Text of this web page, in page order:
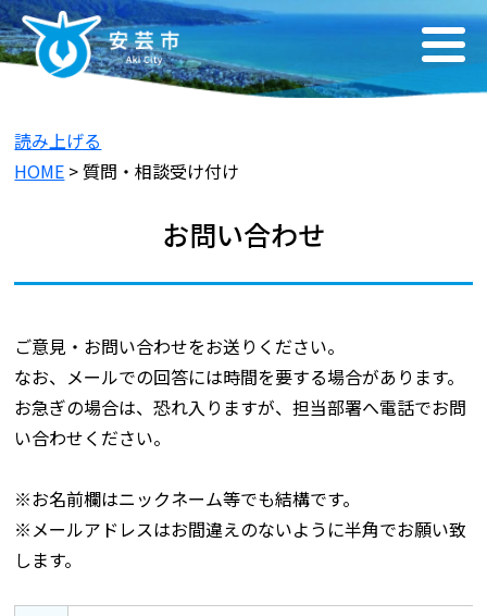
読み上げる
HOME > 質問・相談受け付け
お問い合わせ
ご意見・お問い合わせをお送りください。
なお、メールでの回答には時間を要する場合があります。
お急ぎの場合は、恐れ入りますが、担当部署へ電話でお問
い合わせください。
※お名前欄はニックネーム等でも結構です。
※メールアドレスはお間違えのないように半角でお願い致
します。